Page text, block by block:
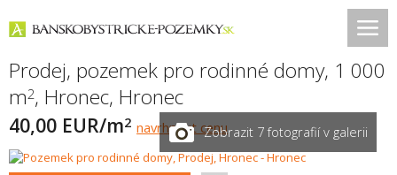
Prodej, pozemek pro rodinné domy, 1 000
m2, Hronec, Hronec
40,00 EUR/m2 navrhnout cenuZobrazit 7 fotografií v galerii